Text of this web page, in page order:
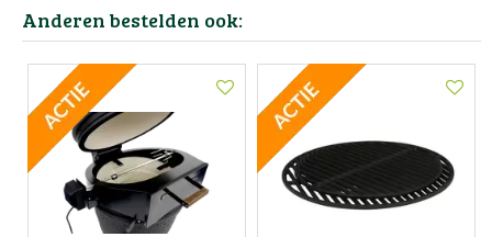
Anderen bestelden ook: